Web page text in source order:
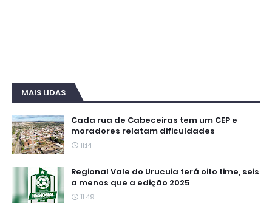
MAIS LIDAS
Cada rua de Cabeceiras tem um CEP e
moradores relatam dificuldades
11:14
Regional Vale do Urucuia terá oito time, seis
a menos que a edição 2025
11:49